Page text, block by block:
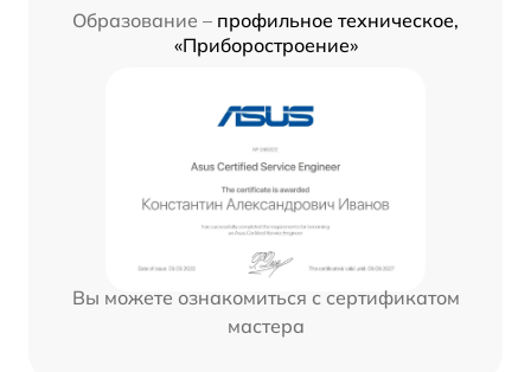
Образование – профильное техническое,
«Приборостроение»
Вы можете ознакомиться с сертификатом
мастера